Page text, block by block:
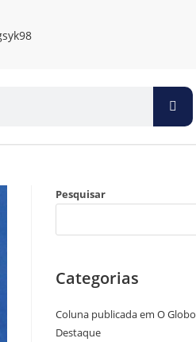
Pesquisar
Categorias
Coluna publicada em O Globo
Destaque